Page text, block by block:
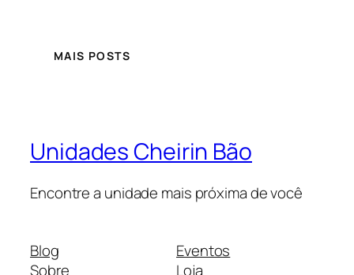
MAIS POSTS
Unidades Cheirin Bão
Encontre a unidade mais próxima de você
Blog
Sobre
Eventos
Loja